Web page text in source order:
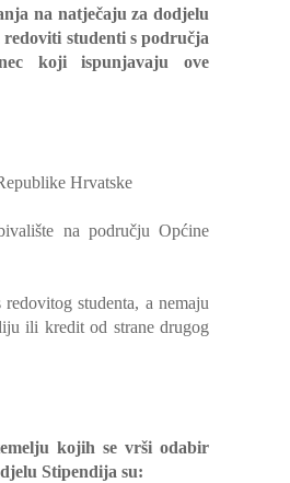
na natječaju za dodjelu
studenti s područja
koji ispunjavaju ove
Hrvatske
na području Općine
redovitog studenta, a nemaju
ili kredit od strane drugog
kojih se vrši odabir
Stipendija su: